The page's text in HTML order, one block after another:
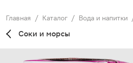
Главная / Каталог / Вода и напитки
Соки и морсы